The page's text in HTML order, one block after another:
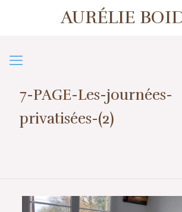
AURÉLIE
7-PAGE-Les-journées-
privatisées-(2)
1er contact ou prise de